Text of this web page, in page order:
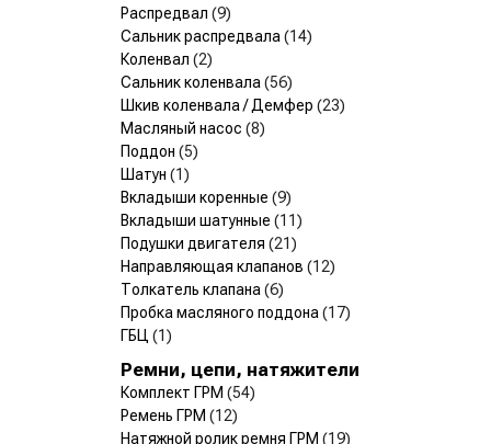
Распредвал (9)
Сальник распредвала (14)
Коленвал (2)
Сальник коленвала (56)
Шкив коленвала / Демфер (23)
Масляный насос (8)
Поддон (5)
Шатун (1)
Вкладыши коренные (9)
Вкладыши шатунные (11)
Подушки двигателя (21)
Направляющая клапанов (12)
Толкатель клапана (6)
Пробка масляного поддона (17)
ГБЦ (1)
Ремни, цепи, натяжители
Комплект ГРМ (54)
Ремень ГРМ (12)
Натяжной ролик ремня ГРМ (19)